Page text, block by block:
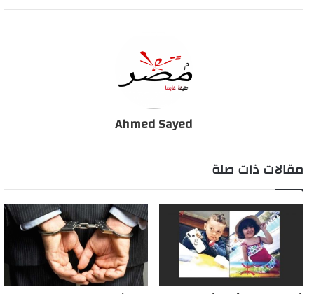
شيماء محمد جروان ٢٠ سنة مطوبس، مصابة بكسور متفرقة ومتعددة
وتم نقل المصابين للمستشفى المركزى برشيد وجار عمل الإسعافات
الأولية والأشعة والفحوصات الطبية اللازمة .. وتحرر المحضر اللازم
وتوك توك برشيد
Ahmed Sayed
مقالات ذات صلة